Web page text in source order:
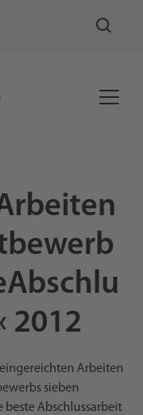
2012
Arbeiten
sieben
beste Abschlussarbeit